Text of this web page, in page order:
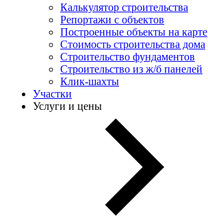
Калькулятор строительства
Репортажи с объектов
Построенные объекты на карте
Стоимость строительства дома
Строительство фундаментов
Строительство из ж/б панелей
Клик-шахты
Участки
Услуги и цены